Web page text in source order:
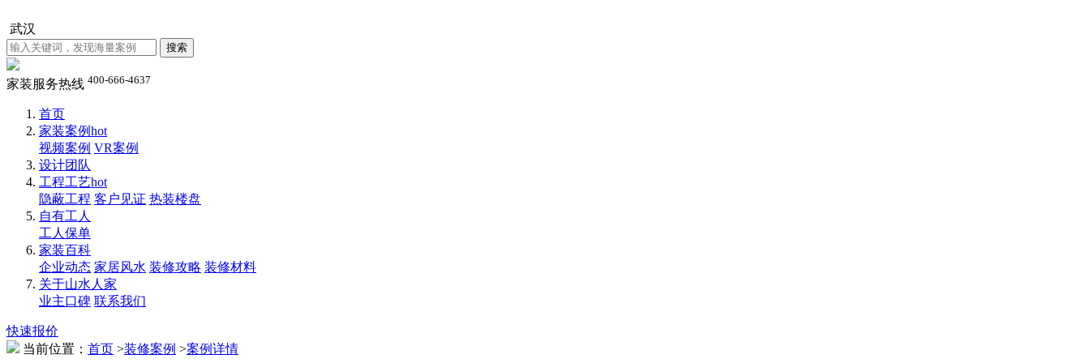
武汉
家装服务热线 400-666-4637
首页
家装案例hot
视频案例 VR案例
设计团队
工程工艺hot
隐蔽工程 客户见证 热装楼盘
自有工人
工人保单
家装百科
企业动态 家居风水 装修攻略 装修材料
关于山水人家
业主口碑 联系我们
快速报价
当前位置： 首页 >装修案例 >案例详情